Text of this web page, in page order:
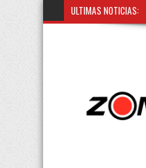
ULTIMAS NOTICIAS: